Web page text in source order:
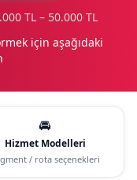
TL – 50.000 TL
için aşağıdaki
🚘
Hizmet Modelleri
/ rota seçenekleri